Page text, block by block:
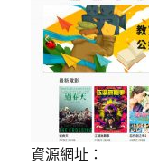
資源網址：